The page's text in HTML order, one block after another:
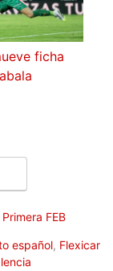
ficha
Primera FEB
español, Flexicar